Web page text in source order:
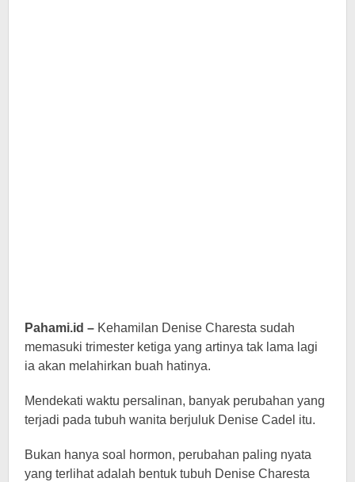
Pahami.id – Kehamilan Denise Charesta sudah
memasuki trimester ketiga yang artinya tak lama lagi
ia akan melahirkan buah hatinya.
Mendekati waktu persalinan, banyak perubahan yang
terjadi pada tubuh wanita berjuluk Denise Cadel itu.
Bukan hanya soal hormon, perubahan paling nyata
yang terlihat adalah bentuk tubuh Denise Charesta